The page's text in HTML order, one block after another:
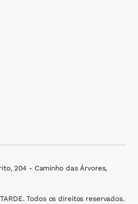
204 - Caminho das Árvores,
Todos os direitos reservados.